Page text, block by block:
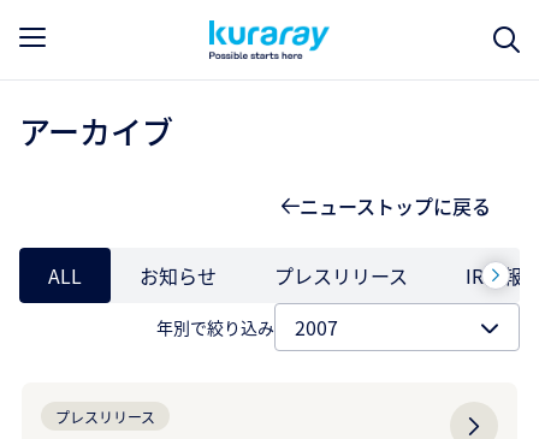
アーカイブ
ニューストップに戻る
ALL お知らせ プレスリリース IR情報
年別で絞り込み
プレスリリース